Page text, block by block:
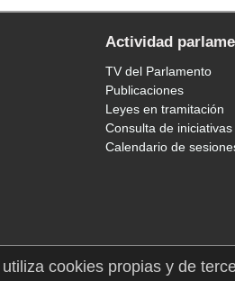
Actividad
TV del Parlamento
Publicaciones
Leyes en tramitación
Consulta de iniciativas
Calendario de
cookies propias y de